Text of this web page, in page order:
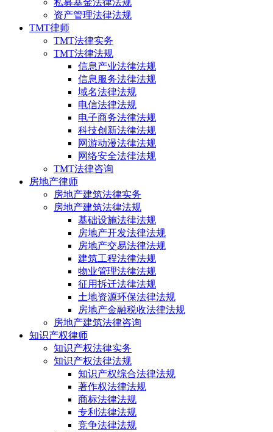
私募基金法律法规
资产管理法律法规
TMT律师
TMT法律实务
TMT法律法规
信息产业法律法规
信息服务法律法规
域名法律法规
电信法律法规
电子商务法律法规
科技创新法律法规
网游动漫法律法规
网络安全法律法规
TMT法律咨询
房地产律师
房地产建筑法律实务
房地产建筑法律法规
基础设施法律法规
房地产开发法律法规
房地产交易法律法规
建筑工程法律法规
物业管理法律法规
征用拆迁法律法规
土地资源环保法律法规
房地产金融税收法律法规
房地产建筑法律咨询
知识产权律师
知识产权法律实务
知识产权法律法规
知识产权综合法律法规
著作权法律法规
商标法律法规
专利法律法规
竞争法律法规